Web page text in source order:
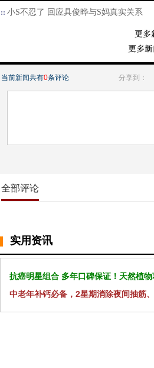
小S不忍了 回应具俊晔与S妈真实关系
当前新闻共有0条评论 分享到：
全部评论
实用资讯
抗癌明星组合 多年口碑保证！天然植
中老年补钙必备，2星期消除夜间抽筋